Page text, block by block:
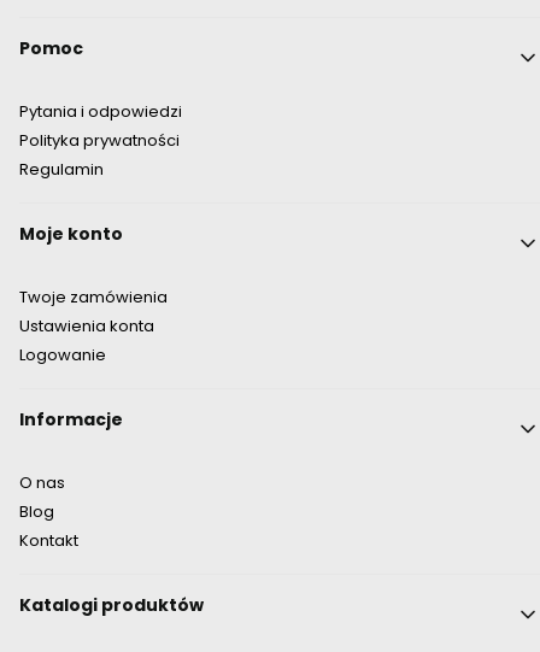
Pomoc
Pytania i odpowiedzi
Polityka prywatności
Regulamin
Moje konto
Twoje zamówienia
Ustawienia konta
Logowanie
Informacje
O nas
Blog
Kontakt
Katalogi produktów